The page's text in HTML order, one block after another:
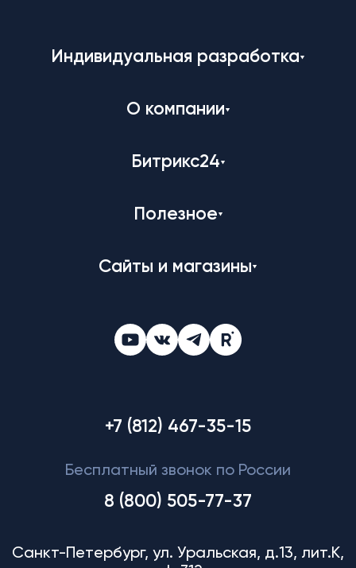
Индивидуальная разработка
О компании
Битрикс24
Полезное
Сайты и магазины
+7 (812) 467-35-15
Бесплатный звонок по России
8 (800) 505-77-37
Санкт-Петербург, ул. Уральская, д.13, лит.К,